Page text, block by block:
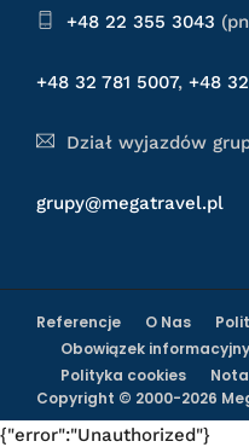
+48 22 355 3043
+48 32 781 5007, +48
Dział wyjazdów
grupy@megatravel.pl
Referencje O Nas
Obowiązek informacyjny
Polityka cookies
Copyright © 2000-2026
{"error":"Unauthorized"}